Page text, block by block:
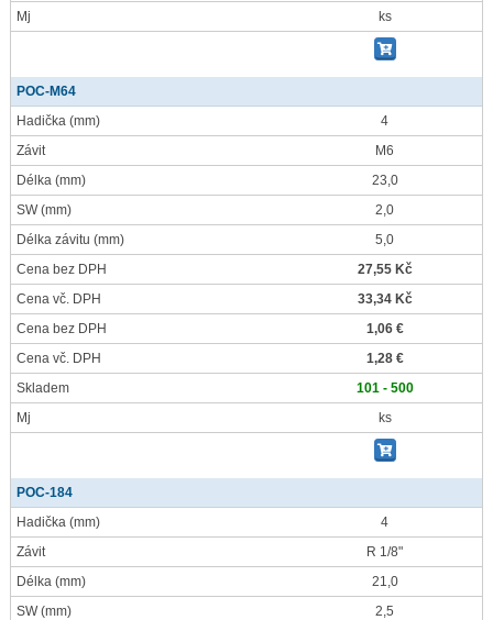
Mj
ks
POC-M64
Hadička (mm)
4
Závit
M6
Délka (mm)
23,0
SW(mm)
2,0
Délka závitu (mm)
5,0
Cena bez DPH
27,55 Kč
Cena vč. DPH
33,34 Kč
Cena bez DPH
1,06 €
Cena vč. DPH
1,28 €
Skladem
101 - 500
Mj
ks
POC-184
Hadička (mm)
4
Závit
R 1/8"
Délka (mm)
21,0
SW(mm)
2,5